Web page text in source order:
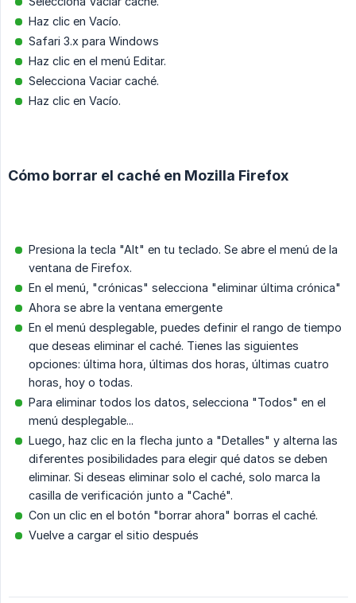
Haz clic en Vacío.
Safari 3.x para Windows
Haz clic en el menú Editar.
Selecciona Vaciar caché.
Haz clic en Vacío.
Cómo borrar el caché en Mozilla Firefox
Presiona la tecla "Alt" en tu teclado. Se abre el menú de la
ventana de Firefox.
En el menú, "crónicas" selecciona "eliminar última crónica"
Ahora se abre la ventana emergente
En el menú desplegable, puedes definir el rango de tiempo
que deseas eliminar el caché. Tienes las siguientes
opciones: última hora, últimas dos horas, últimas cuatro
horas, hoy o todas.
Para eliminar todos los datos, selecciona "Todos" en el
menú desplegable...
Luego, haz clic en la flecha junto a "Detalles" y alterna las
diferentes posibilidades para elegir qué datos se deben
eliminar. Si deseas eliminar solo el caché, solo marca la
casilla de verificación junto a "Caché".
Con un clic en el botón "borrar ahora" borras el caché.
Vuelve a cargar el sitio después